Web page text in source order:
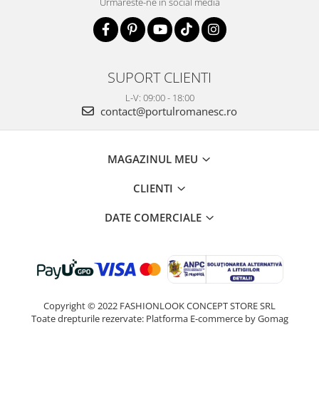
SUPORT CLIENTI
L-V: 09:00 - 18:00
contact@portulromanesc.ro
MAGAZINUL MEU
CLIENTI
DATE COMERCIALE
Copyright © 2022 FASHIONLOOK CONCEPT STORE SRL
Toate drepturile rezervate: Platforma E-commerce by Gomag